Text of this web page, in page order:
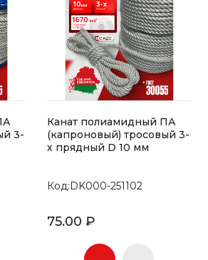
3-
Канат полиамидный ПА
(капроновый) тросовый 3-
х прядный D 10 мм
Код:DK000-251102
75.00 ₽